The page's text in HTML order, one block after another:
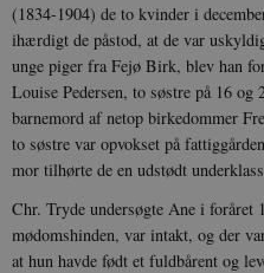
(1834-1904) de to kvinder i
ihærdigt de påstod, at de var
unge piger fra Fejø Birk, blev han
Louise Pedersen, to søstre på 16
barnemord af netop birkedommer
to søstre var opvokset på
mor tilhørte de en udstødt
Chr. Tryde undersøgte Ane i foråret
mødomshinden, var intakt, og der
at hun havde født et fuldbårent og